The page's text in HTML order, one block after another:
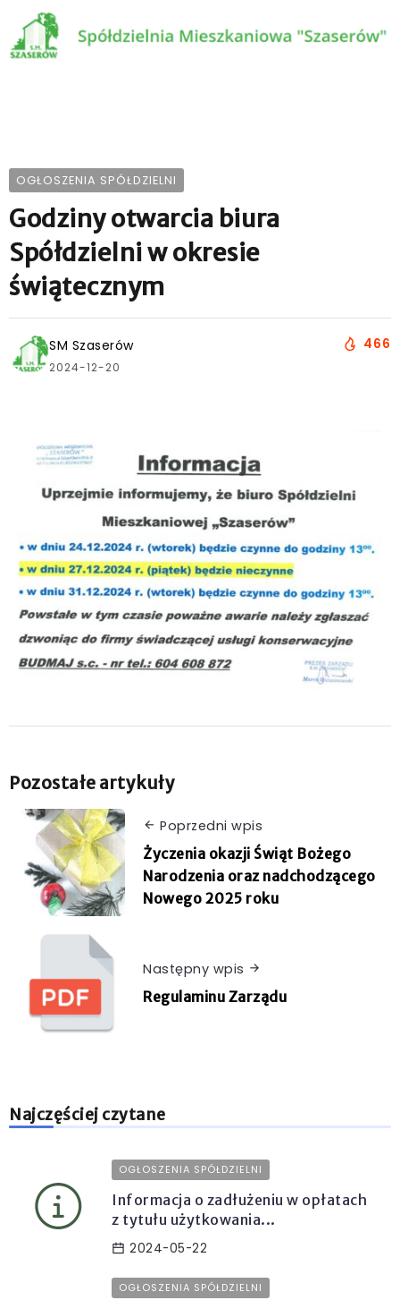
OGŁOSZENIA SPÓŁDZIELNI
Godziny otwarcia biura
Spółdzielni w okresie
świątecznym
SM Szaserów
2024-12-20
466
Pozostałe artykuły
Poprzedni wpis
Życzenia okazji Świąt Bożego
Narodzenia oraz nadchodzącego
Nowego 2025 roku
Następny wpis
Regulaminu Zarządu
Najczęściej czytane
OGŁOSZENIA SPÓŁDZIELNI
Informacja o zadłużeniu w opłatach
z tytułu użytkowania...
2024-05-22
OGŁOSZENIA SPÓŁDZIELNI